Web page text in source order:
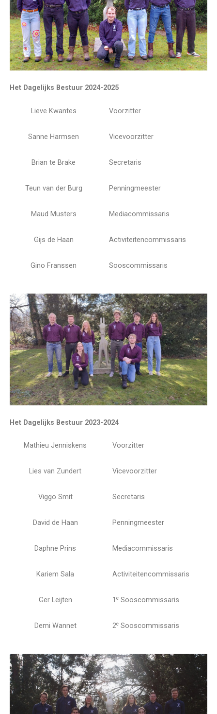
Het Dagelijks Bestuur 2024-2025
Lieve Kwantes Voorzitter
Sanne Harmsen Vicevoorzitter
Brian te Brake Secretaris
Teun van der Burg Penningmeester
Maud Musters Mediacommissaris
Gijs de Haan Activiteitencommissaris
Gino Franssen Sooscommissaris
Het Dagelijks Bestuur 2023-2024
Mathieu Jenniskens Voorzitter
Lies van Zundert Vicevoorzitter
Viggo Smit Secretaris
David de Haan Penningmeester
Daphne Prins Mediacommissaris
Kariem Sala Activiteitencommissaris
Ger Leijten 1 e Sooscommissaris
Demi Wannet 2e Sooscommissaris